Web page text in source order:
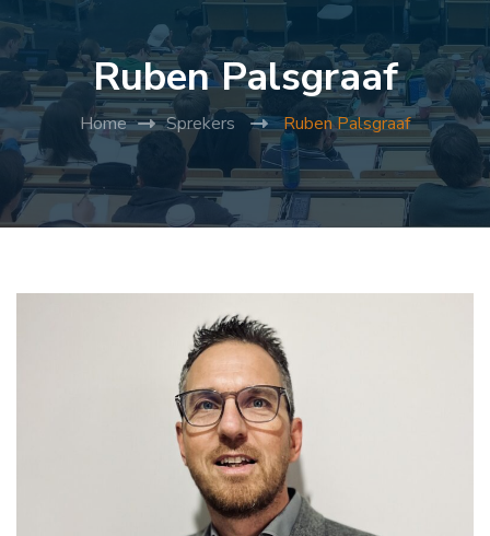
Ruben Palsgraaf
Home Sprekers Ruben Palsgraaf